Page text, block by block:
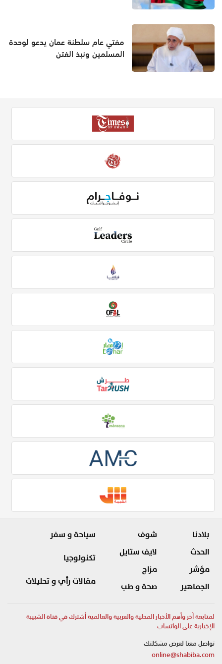
مفتي عام سلطنة عمان يدعو لوحدة
المسلمين ونبذ الفتن
بلادنا
الحدث
مؤشر
الجماهير
شوف
لايف ستايل
مزاج
صحة و طب
سياحة و سفر
تكنولوجيا
مقالات رأي و تحليلات
لمتابعة آخر وأهم الأخبار المحلية والعربية والعالمية أشترك في قناة الشبيبة
الإخبارية على الواتساب
تواصل معنا لعرض مشكلتك
online@shabiba.com